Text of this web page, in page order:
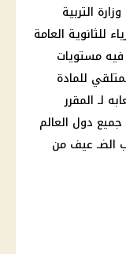
التربية
للثانوية العامة
مستويات
للمادة
لـ المقرر
دول العالم
الضـ عيف من